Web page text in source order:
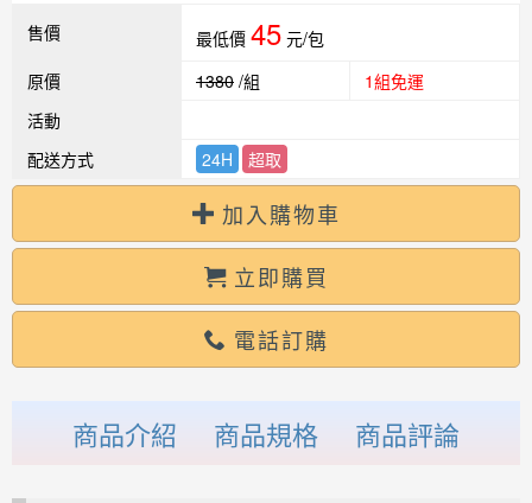
售價
最低價 45 元/包
原價
1380 /組
1組免運
活動
配送方式
24H 超取
加入購物車
立即購買
電話訂購
商品介紹 商品規格 商品評論